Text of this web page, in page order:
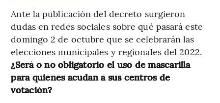
Ante la publicación del decreto surgieron
dudas en redes sociales sobre qué pasará este
domingo 2 de octubre que se celebrarán las
elecciones municipales y regionales del 2022.
¿Será o no obligatorio el uso de mascarilla
para quienes acudan a sus centros de
votación?